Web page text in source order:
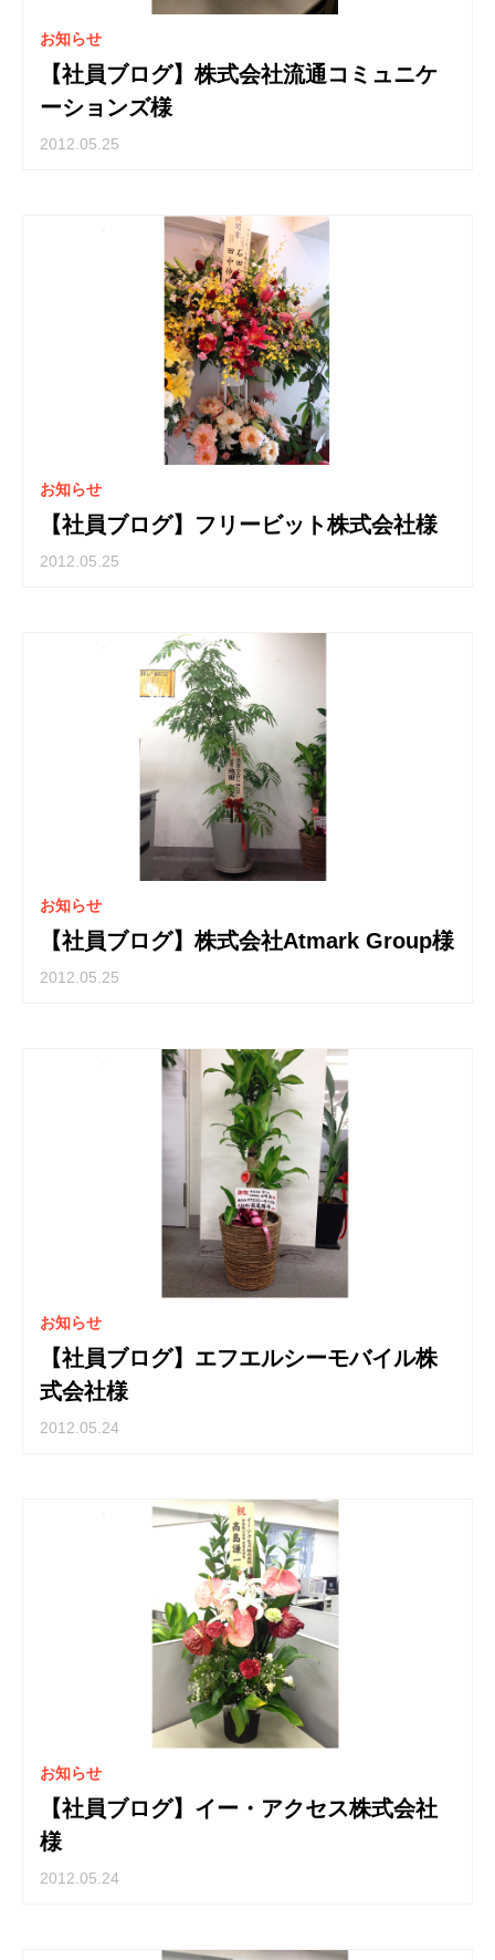
お知らせ
【社員ブログ】株式会社流通コミュニケ
ーションズ様
2012.05.25
お知らせ
【社員ブログ】フリービット株式会社様
2012.05.25
お知らせ
【社員ブログ】株式会社Atmark Group様
2012.05.25
お知らせ
【社員ブログ】エフエルシーモバイル株
式会社様
2012.05.24
お知らせ
【社員ブログ】イー・アクセス株式会社
様
2012.05.24